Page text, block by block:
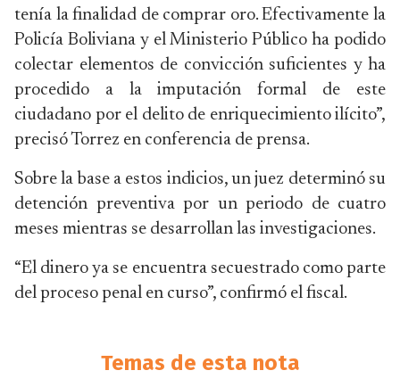
tenía la finalidad de comprar oro. Efectivamente la
Policía Boliviana y el Ministerio Público ha podido
colectar elementos de convicción suficientes y ha
procedido a la imputación formal de este
ciudadano por el delito de enriquecimiento ilícito”,
precisó Torrez en conferencia de prensa.
Sobre la base a estos indicios, un juez determinó su
detención preventiva por un periodo de cuatro
meses mientras se desarrollan las investigaciones.
“El dinero ya se encuentra secuestrado como parte
del proceso penal en curso”, confirmó el fiscal.
Temas de esta nota